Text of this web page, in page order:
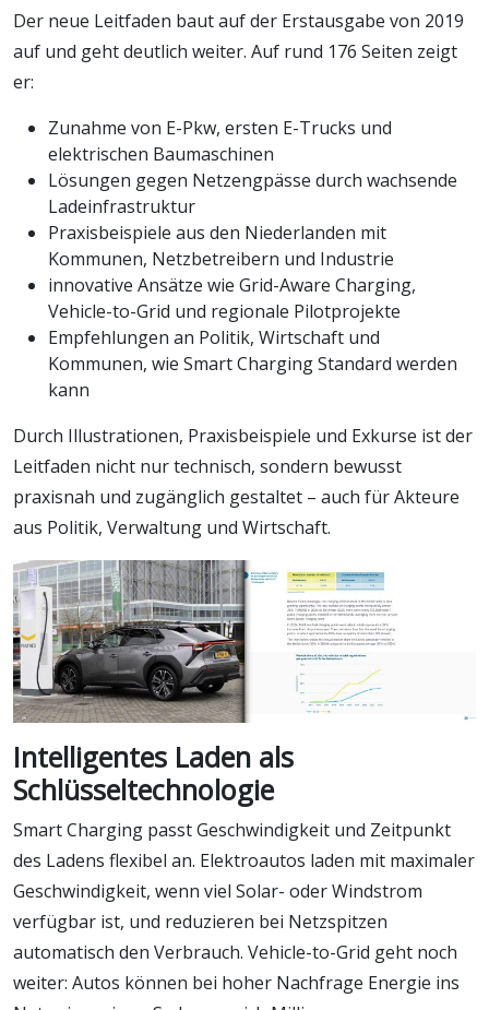
Der neue Leitfaden baut auf der Erstausgabe von 2019
auf und geht deutlich weiter. Auf rund 176 Seiten zeigt
er:
Zunahme von E-Pkw, ersten E-Trucks und
elektrischen Baumaschinen
Lösungen gegen Netzengpässe durch wachsende
Ladeinfrastruktur
Praxisbeispiele aus den Niederlanden mit
Kommunen, Netzbetreibern und Industrie
innovative Ansätze wie Grid-Aware Charging,
Vehicle-to-Grid und regionale Pilotprojekte
Empfehlungen an Politik, Wirtschaft und
Kommunen, wie Smart Charging Standard werden
kann
Durch Illustrationen, Praxisbeispiele und Exkurse ist der
Leitfaden nicht nur technisch, sondern bewusst
praxisnah und zugänglich gestaltet – auch für Akteure
aus Politik, Verwaltung und Wirtschaft.
Intelligentes Laden als
Schlüsseltechnologie
Smart Charging passt Geschwindigkeit und Zeitpunkt
des Ladens flexibel an. Elektroautos laden mit maximaler
Geschwindigkeit, wenn viel Solar- oder Windstrom
verfügbar ist, und reduzieren bei Netzspitzen
automatisch den Verbrauch. Vehicle-to-Grid geht noch
weiter: Autos können bei hoher Nachfrage Energie ins